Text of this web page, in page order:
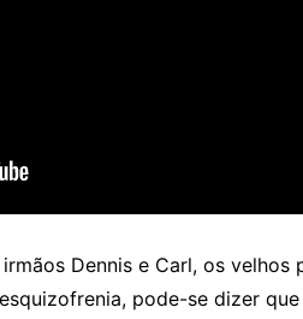
Dennis e Carl, os velhos
pode-se dizer